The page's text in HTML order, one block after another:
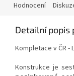
Hodnocení
Detailní popis
Kompletace v ČR -
Konstrukce je